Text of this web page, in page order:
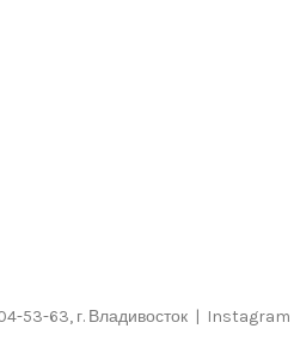
53-63, г. Владивосток | Instagram